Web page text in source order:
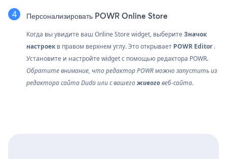
Персонализировать POWR Online Store
Когда вы увидите ваш Online Store widget, выберитеЗначок
настроек в правом верхнем углу. Это открывает POWR Editor.
Установите и настройте widget с помощью редактора POWR.
Обратите внимание, что редактор POWR можно запустить из
редактора сайта Duda или с вашегоживоговеб-сайта.